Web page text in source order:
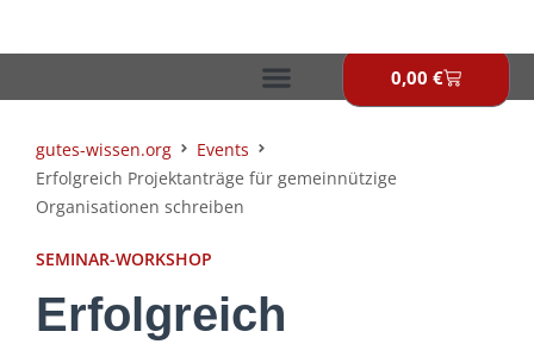
0,00 €
gutes-wissen.org
Events
Erfolgreich Projektanträge für gemeinnützige
Organisationen schreiben
SEMINAR-WORKSHOP
Erfolgreich